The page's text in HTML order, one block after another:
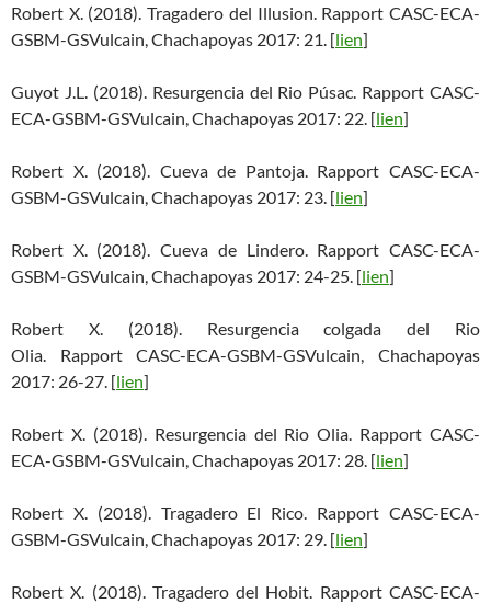
Robert X. (2018). Tragadero del Illusion. Rapport CASC-ECA-
GSBM-GSVulcain, Chachapoyas 2017: 21. [lien]
Guyot J.L. (2018). Resurgencia del Rio Púsac. Rapport CASC-
ECA-GSBM-GSVulcain, Chachapoyas 2017: 22. [lien]
Robert X. (2018). Cueva de Pantoja. Rapport CASC-ECA-
GSBM-GSVulcain, Chachapoyas 2017: 23. [lien]
Robert X. (2018). Cueva de Lindero. Rapport CASC-ECA-
GSBM-GSVulcain, Chachapoyas 2017: 24-25. [lien]
Robert X. (2018). Resurgencia colgada del Rio
Olia. Rapport CASC-ECA-GSBM-GSVulcain, Chachapoyas
2017: 26-27. [lien]
Robert X. (2018). Resurgencia del Rio Olia. Rapport CASC-
ECA-GSBM-GSVulcain, Chachapoyas 2017: 28. [lien]
Robert X. (2018). Tragadero El Rico. Rapport CASC-ECA-
GSBM-GSVulcain, Chachapoyas 2017: 29. [lien]
Robert X. (2018). Tragadero del Hobit. Rapport CASC-ECA-